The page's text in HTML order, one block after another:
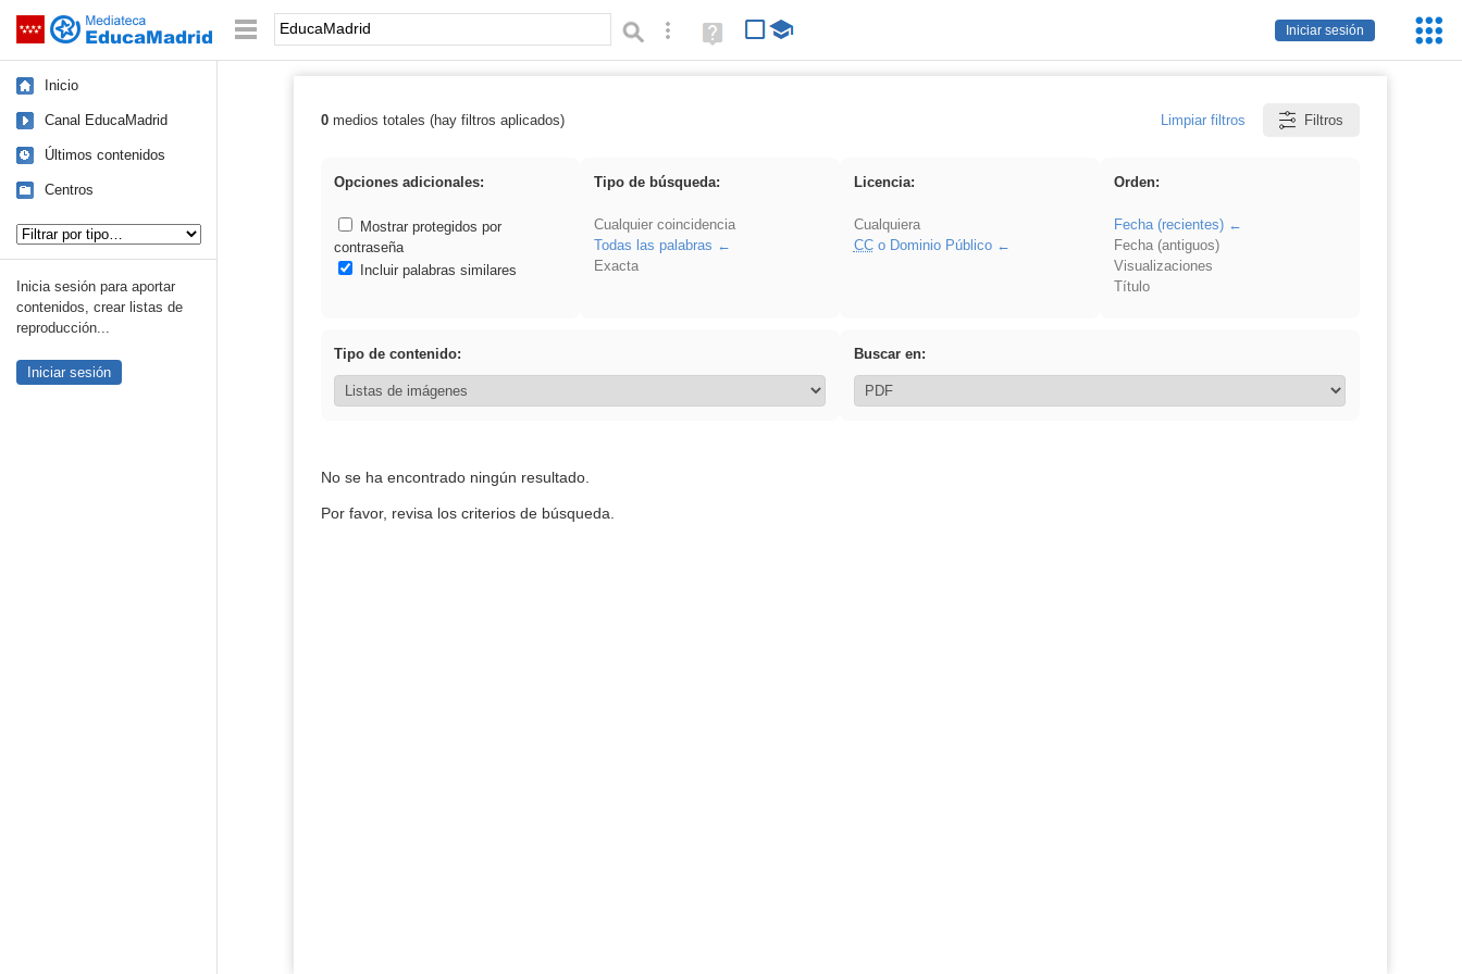
Saltar navegación
Iniciar sesión
Palabra o frase: Búsqueda avanzada
Ayuda
(en
Inicio
Canal EducaMadrid
Últimos contenidos
Centros
Inicia sesión para aportar
contenidos, crear listas de
reproducción...
Iniciar sesión
Resultados de: EducaMadrid
0medios totales (hay filtros aplicados) Limpiar filtros Filtros
Opciones adicionales:
Mostrar protegidos por
contraseña
Incluir palabras similares
Tipo de búsqueda:
Cualquier coincidencia
Todas las palabras
Exacta
Licencia:
Cualquiera
CCo Dominio Público
Orden:
Fecha (recientes)
Fecha (antiguos)
Visualizaciones
Título
Tipo de contenido: Buscar en:
No se ha encontrado ningún resultado.
Por favor, revisa los criterios de búsqueda.